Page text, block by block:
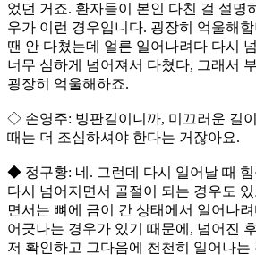
었던 거죠. 환자들이 본인 다친 걸 설명
우가 이런 경우입니다. 굉장히 억울해
땐 안 다쳤는데 얼른 일어나려다 다시
너무 심하게 넘어져서 다쳤다, 그래서
굉장히 억울해하죠.
◇ 손영주: 빙판길이니까, 미끄러운 길
때는 더 조심하셔야 한다는 거잖아요.
◆ 정구황: 네. 그런데 다시 일어날 때
다시 넘어지면서 골절이 되는 경우도 있
면서는 뼈에 금이 간 상태에서 일어나
어긋나는 경우가 있기 때문에, 넘어진
저 확인하고 그다음에 천천히 일어나는